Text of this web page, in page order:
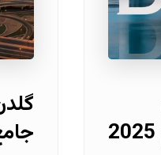
مهاجران | راهنمای جامع 2025